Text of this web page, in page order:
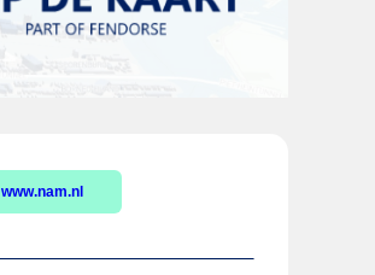
www.nam.nl